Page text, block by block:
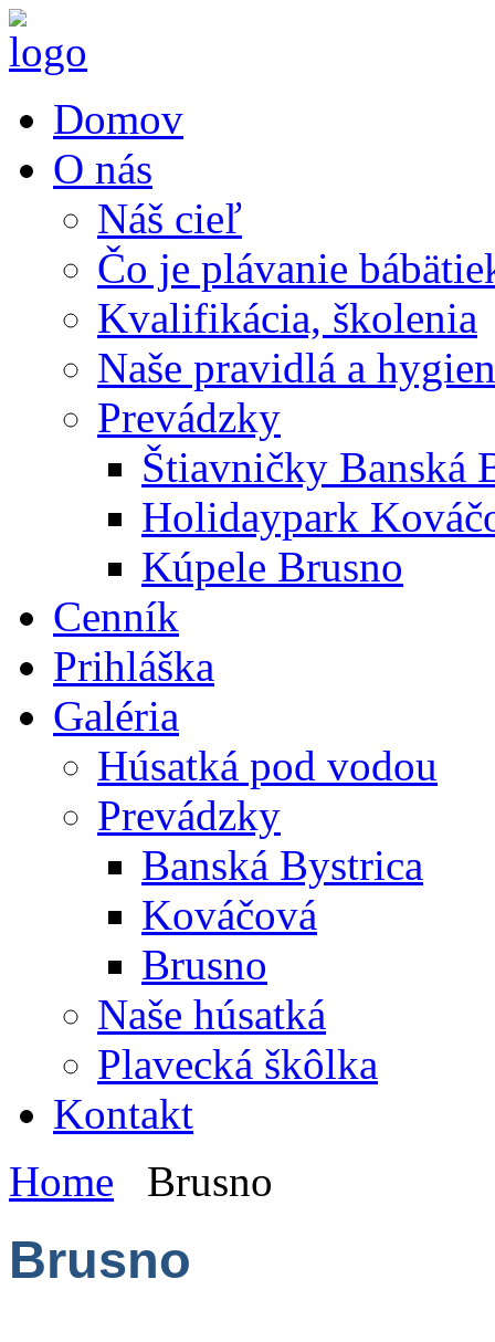
Domov
O nás
Náš cieľ
Čo je plávanie
Kvalifikácia, školenia
Naše pravidlá a
Prevádzky
Štiavničky Banská
Holidaypark
Kúpele Brusno
Cenník
Prihláška
Galéria
Húsatká pod vodou
Prevádzky
Banská Bystrica
Kováčová
Brusno
Naše húsatká
Plavecká škôlka
Kontakt
Home
Brusno
Brusno